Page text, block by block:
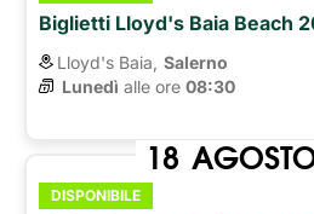
Biglietti Lloyd's Baia Beach
Lloyd's Baia, Salerno
Lunedì alle ore 08:30
18
DISPONIBILE